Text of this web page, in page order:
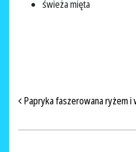
świeża mięta
NAWIGACJA
Papryka faszerowana ryżem i